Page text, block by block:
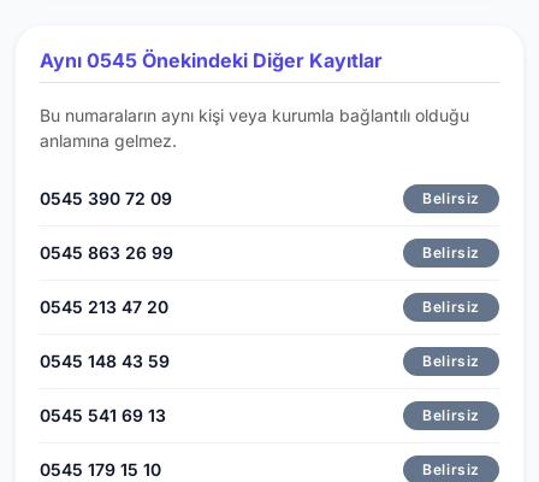
Aynı 0545 Önekindeki Diğer Kayıtlar
Bu numaraların aynı kişi veya kurumla bağlantılı olduğu
anlamına gelmez.
0545 390 72 09 Belirsiz
0545 863 26 99 Belirsiz
0545 213 47 20 Belirsiz
0545 148 43 59 Belirsiz
0545 541 69 13 Belirsiz
0545 179 15 10 Belirsiz